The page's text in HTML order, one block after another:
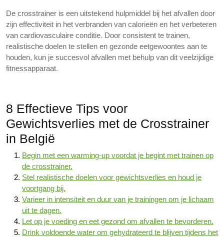
De crosstrainer is een uitstekend hulpmiddel bij het afvallen door
zijn effectiviteit in het verbranden van calorieën en het verbeteren
van cardiovasculaire conditie. Door consistent te trainen,
realistische doelen te stellen en gezonde eetgewoontes aan te
houden, kun je succesvol afvallen met behulp van dit veelzijdige
fitnessapparaat.
8 Effectieve Tips voor
Gewichtsverlies met de Crosstrainer
in België
Begin met een warming-up voordat je begint met trainen op
de crosstrainer.
Stel realistische doelen voor gewichtsverlies en houd je
voortgang bij.
Varieer in intensiteit en duur van je trainingen om je lichaam
uit te dagen.
Let op je voeding en eet gezond om afvallen te bevorderen.
Drink voldoende water om gehydrateerd te blijven tijdens het